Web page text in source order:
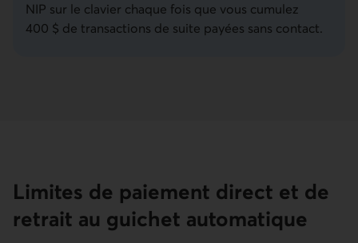
NIP sur le clavier chaque fois que vous cumulez
400 $ de transactions de suite payées sans contact.
Limites de paiement direct et de
retrait au guichet automatique